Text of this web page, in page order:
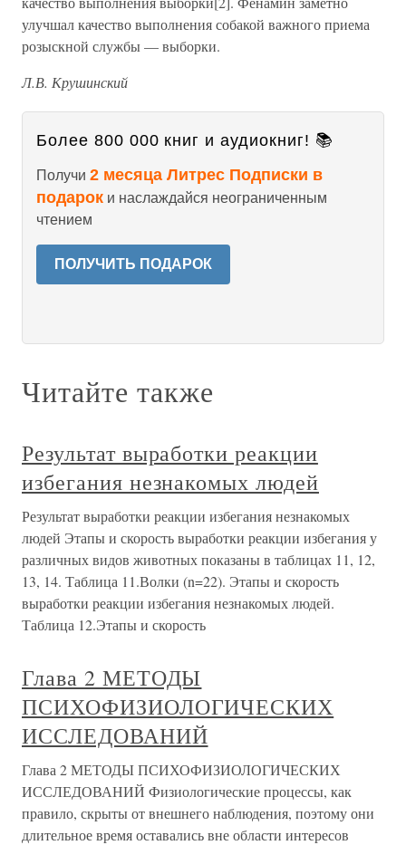
улучшал качество выполнения собакой важного приема
розыскной службы — выборки.
Л.В. Крушинский
Более 800 000 книг и аудиокниг! 📚
Получи 2 месяца Литрес Подписки в
подарок и наслаждайся неограниченным
чтением
ПОЛУЧИТЬ ПОДАРОК
Читайте также
Результат выработки реакции
избегания незнакомых людей
Результат выработки реакции избегания незнакомых
людей Этапы и скорость выработки реакции избегания у
различных видов животных показаны в таблицах 11, 12,
13, 14. Таблица 11.Волки (n=22). Этапы и скорость
выработки реакции избегания незнакомых людей.
Таблица 12.Этапы и скорость
Глава 2 МЕТОДЫ
ПСИХОФИЗИОЛОГИЧЕСКИХ
ИССЛЕДОВАНИЙ
Глава 2 МЕТОДЫ ПСИХОФИЗИОЛОГИЧЕСКИХ
ИССЛЕДОВАНИЙ Физиологические процессы, как
правило, скрыты от внешнего наблюдения, поэтому они
длительное время оставались вне области интересов